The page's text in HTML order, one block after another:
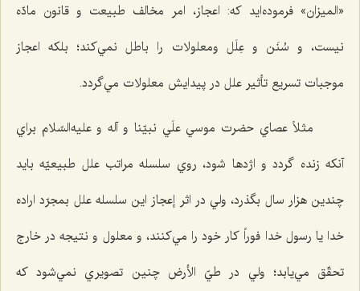
«الميزان» فرموده‌ايد كه: اعجاز‌‌، امر مخالف طبيعت و قانون مادّه
نيست، و سُنَن و عِلَل ومعلولات را باطل نمي‌كند؛ بلكه اعجاز
موجبات تسريع تأثير علل در پيدايش معلولات مي‌گردد.
مثلاً عصاي حضرت موسي علَي نبيّنا و آله و عليه‌السّلام براي
آنكه زنده گردد و اژدها شود، روي سلسله مراتب علل طبيعيّه بايد
چندين هزار سال بگذرد، ولي در اثر إعجاز اين سلسله علل بمجرّد اراده
خدا يا رسول خدا فوراً كار خود را مي‌كنند، و معلول و نتيجه در خارج
تحقّق مي‌يابد؛ ولي در طيّ الأرض چنين تصويري نمي‌شود كه